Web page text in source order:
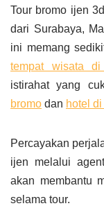
Tour bromo ijen
dari Surabaya,
ini memang
tempat wisata di
istirahat yang
bromo dan hotel
Percayakan
ijen melalui
akan membantu
selama tour.